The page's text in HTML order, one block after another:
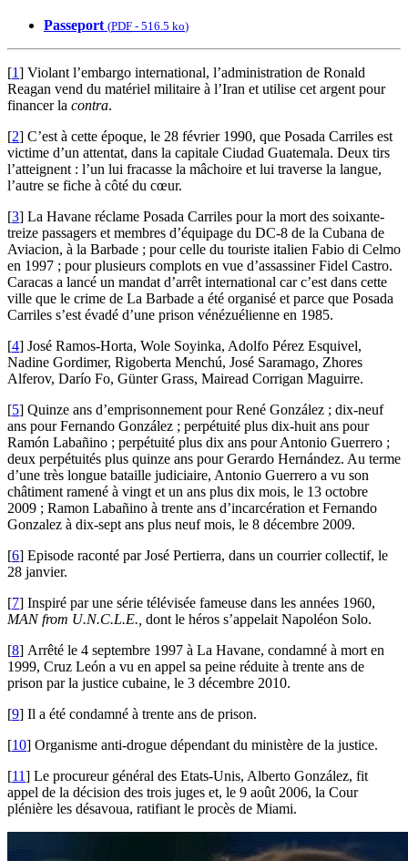
Passeport (PDF - 516.5 ko)
[1] Violant l’embargo international, l’administration de Ronald
Reagan vend du matériel militaire à l’Iran et utilise cet argent pour
financer la contra.
[2] C’est à cette époque, le 28 février 1990, que Posada Carriles est
victime d’un attentat, dans la capitale Ciudad Guatemala. Deux tirs
l’atteignent : l’un lui fracasse la mâchoire et lui traverse la langue,
l’autre se fiche à côté du cœur.
[3] La Havane réclame Posada Carriles pour la mort des soixante-
treize passagers et membres d’équipage du DC-8 de la Cubana de
Aviacion, à la Barbade ; pour celle du touriste italien Fabio di Celmo
en 1997 ; pour plusieurs complots en vue d’assassiner Fidel Castro.
Caracas a lancé un mandat d’arrêt international car c’est dans cette
ville que le crime de La Barbade a été organisé et parce que Posada
Carriles s’est évadé d’une prison vénézuélienne en 1985.
[4] José Ramos-Horta, Wole Soyinka, Adolfo Pérez Esquivel,
Nadine Gordimer, Rigoberta Menchú, José Saramago, Zhores
Alferov, Darío Fo, Günter Grass, Mairead Corrigan Maguirre.
[5] Quinze ans d’emprisonnement pour René González ; dix-neuf
ans pour Fernando González ; perpétuité plus dix-huit ans pour
Ramón Labañino ; perpétuité plus dix ans pour Antonio Guerrero ;
deux perpétuités plus quinze ans pour Gerardo Hernández. Au terme
d’une très longue bataille judiciaire, Antonio Guerrero a vu son
châtiment ramené à vingt et un ans plus dix mois, le 13 octobre
2009 ; Ramon Labañino à trente ans d’incarcération et Fernando
Gonzalez à dix-sept ans plus neuf mois, le 8 décembre 2009.
[6] Episode raconté par José Pertierra, dans un courrier collectif, le
28 janvier.
[7] Inspiré par une série télévisée fameuse dans les années 1960,
MAN from U.N.C.L.E., dont le héros s’appelait Napoléon Solo.
[8] Arrêté le 4 septembre 1997 à La Havane, condamné à mort en
1999, Cruz León a vu en appel sa peine réduite à trente ans de
prison par la justice cubaine, le 3 décembre 2010.
[9] Il a été condamné à trente ans de prison.
[10] Organisme anti-drogue dépendant du ministère de la justice.
[11] Le procureur général des Etats-Unis, Alberto González, fit
appel de la décision des trois juges et, le 9 août 2006, la Cour
plénière les désavoua, ratifiant le procès de Miami.